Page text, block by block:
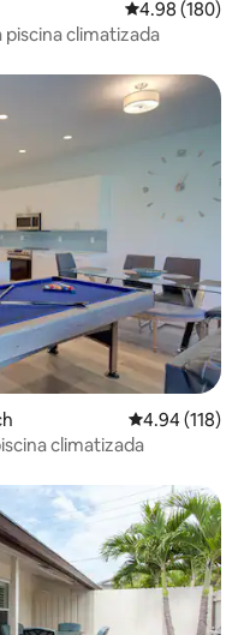
Calificación
4.98 (180)
piscina climatizada
Calificación
4.94 (118)
climatizada